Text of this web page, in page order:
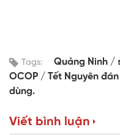
Tags: Quảng Ninh
OCOP
Tết Nguyên đán
dùng.
Viết bình luận